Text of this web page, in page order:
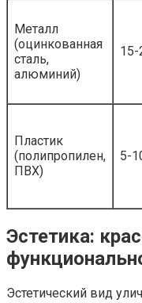
Металл
(оцинкованная
сталь,
алюминий)
15-
Пластик
(полипропилен,
ПВХ)
5-
Эстетика:
Эстетический вид